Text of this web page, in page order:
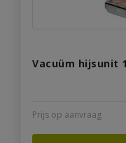
Vacuüm hijsunit
Prijs op aanvraag